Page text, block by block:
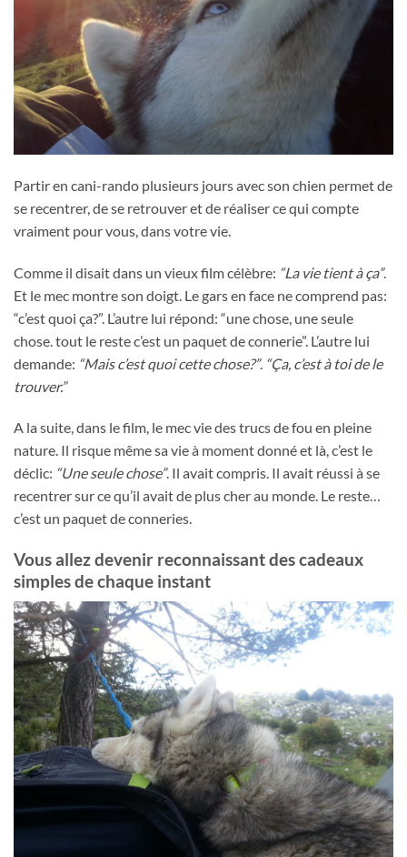
Partir en cani-rando plusieurs jours avec son chien permet de
se recentrer, de se retrouver et de réaliser ce qui compte
vraiment pour vous, dans votre vie.
Comme il disait dans un vieux film célèbre: “La vie tient à ça”.
Et le mec montre son doigt. Le gars en face ne comprend pas:
“c’est quoi ça?”. L’autre lui répond: “une chose, une seule
chose. tout le reste c’est un paquet de connerie”. L’autre lui
demande: “Mais c’est quoi cette chose?”. “Ça, c’est à toi de le
trouver.”
A la suite, dans le film, le mec vie des trucs de fou en pleine
nature. Il risque même sa vie à moment donné et là, c’est le
déclic: “Une seule chose”. Il avait compris. Il avait réussi à se
recentrer sur ce qu’il avait de plus cher au monde. Le reste…
c’est un paquet de conneries.
Vous allez devenir reconnaissant des cadeaux
simples de chaque instant